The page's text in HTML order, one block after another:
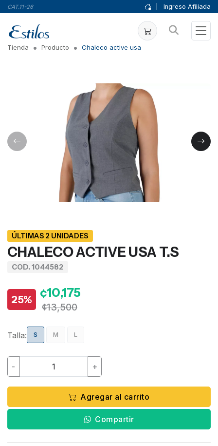
CAT.11-26 Ingreso Afiliada
Tienda Producto Chaleco active usa
ÚLTIMAS 2 UNIDADES
CHALECO ACTIVE USA T.S
COD. 1044582
25% ¢10,175
¢13,500
Talla: S M L
- +
Agregar al carrito
Compartir